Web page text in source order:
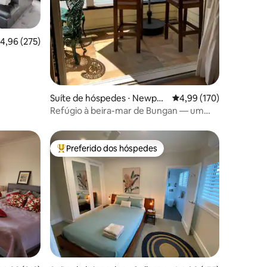
de uma avaliação média de 5, 275 avaliações
4,96 (275)
Suíte de hóspedes ⋅ Newpor
t
4,99 de uma avaliação
4,99 (170)
Refúgio à beira-mar de Bungan — um
Entre os melhores preferidos dos hóspedes
Preferido dos hóspedes